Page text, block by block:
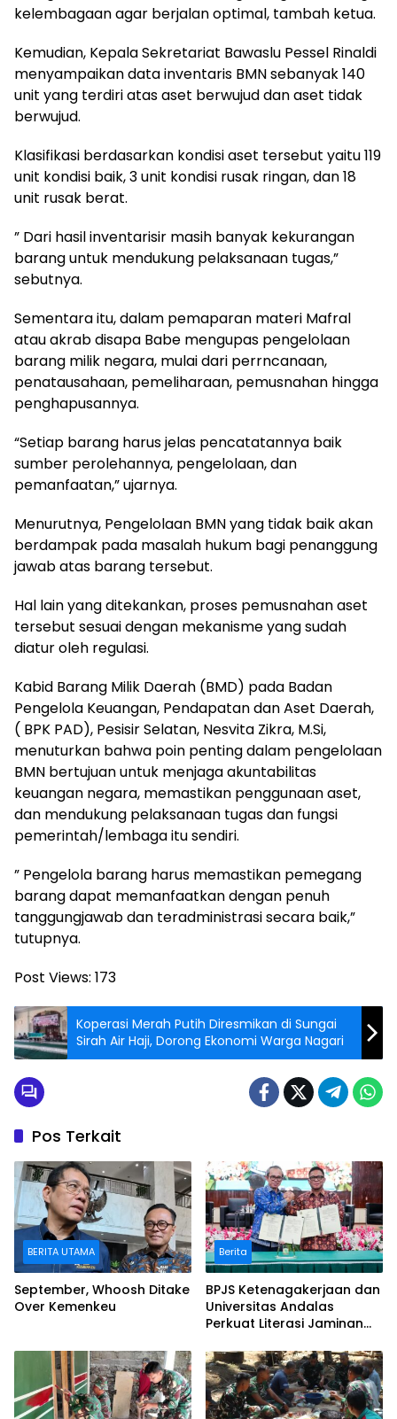
kelembagaan agar berjalan optimal, tambah ketua.
Kemudian, Kepala Sekretariat Bawaslu Pessel Rinaldi
menyampaikan data inventaris BMN sebanyak 140
unit yang terdiri atas aset berwujud dan aset tidak
berwujud.
Klasifikasi berdasarkan kondisi aset tersebut yaitu 119
unit kondisi baik, 3 unit kondisi rusak ringan, dan 18
unit rusak berat.
” Dari hasil inventarisir masih banyak kekurangan
barang untuk mendukung pelaksanaan tugas,”
sebutnya.
Sementara itu, dalam pemaparan materi Mafral
atau akrab disapa Babe mengupas pengelolaan
barang milik negara, mulai dari perrncanaan,
penatausahaan, pemeliharaan, pemusnahan hingga
penghapusannya.
“Setiap barang harus jelas pencatatannya baik
sumber perolehannya, pengelolaan, dan
pemanfaatan,” ujarnya.
Menurutnya, Pengelolaan BMN yang tidak baik akan
berdampak pada masalah hukum bagi penanggung
jawab atas barang tersebut.
Hal lain yang ditekankan, proses pemusnahan aset
tersebut sesuai dengan mekanisme yang sudah
diatur oleh regulasi.
Kabid Barang Milik Daerah (BMD) pada Badan
Pengelola Keuangan, Pendapatan dan Aset Daerah,
( BPK PAD), Pesisir Selatan, Nesvita Zikra, M.Si,
menuturkan bahwa poin penting dalam pengelolaan
BMN bertujuan untuk menjaga akuntabilitas
keuangan negara, memastikan penggunaan aset,
dan mendukung pelaksanaan tugas dan fungsi
pemerintah/lembaga itu sendiri.
” Pengelola barang harus memastikan pemegang
barang dapat memanfaatkan dengan penuh
tanggungjawab dan teradministrasi secara baik,”
tutupnya.
Post Views: 173
Koperasi Merah Putih Diresmikan di Sungai
Sirah Air Haji, Dorong Ekonomi Warga Nagari
Pos Terkait
BERITA UTAMA
September, Whoosh Ditake
Over Kemenkeu
Berita
BPJS Ketenagakerjaan dan
Universitas Andalas
Perkuat Literasi Jaminan
dan Pengabdian
Masyarakat